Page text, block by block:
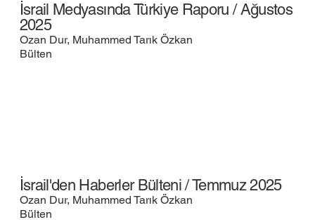
İsrail Medyasında Türkiye Raporu / Ağustos
2025
Ozan Dur, Muhammed Tarık Özkan
Bülten
İsrail'den Haberler Bülteni / Temmuz 2025
Ozan Dur, Muhammed Tarık Özkan
Bülten